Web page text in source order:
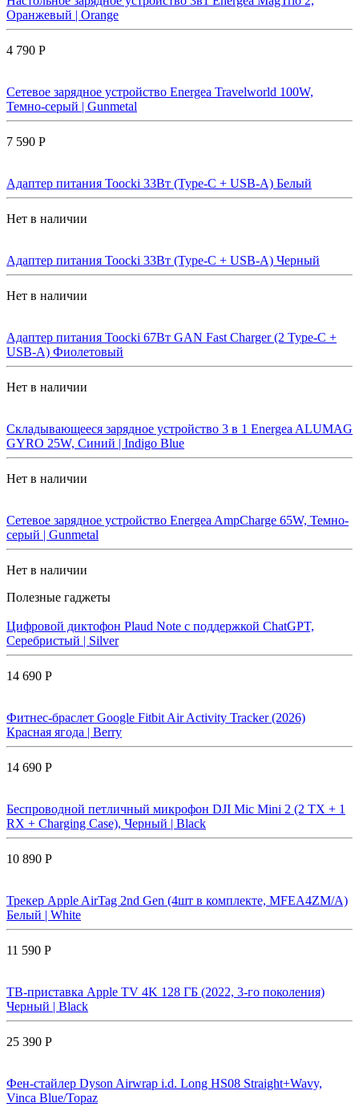
Оранжевый | Orange
4 790 Р
Сетевое зарядное устройство Energea Travelworld 100W,
Темно-серый | Gunmetal
7 590 Р
Адаптер питания Toocki 33Вт (Type-C + USB-A) Белый
Нет в наличии
Адаптер питания Toocki 33Вт (Type-C + USB-A) Черный
Нет в наличии
Адаптер питания Toocki 67Вт GAN Fast Charger (2 Type-C +
USB-A) Фиолетовый
Нет в наличии
Складывающееся зарядное устройство 3 в 1 Energea ALUMAG
GYRO 25W, Синий | Indigo Blue
Нет в наличии
Сетевое зарядное устройство Energea AmpCharge 65W, Темно-
серый | Gunmetal
Нет в наличии
Полезные гаджеты
Цифровой диктофон Plaud Note с поддержкой ChatGPT,
Серебристый | Silver
14 690 Р
Фитнес-браслет Google Fitbit Air Activity Tracker (2026)
Красная ягода | Berry
14 690 Р
Беспроводной петличный микрофон DJI Mic Mini 2 (2 TX + 1
RX + Charging Case), Черный | Black
10 890 Р
Трекер Apple AirTag 2nd Gen (4шт в комплекте, MFEA4ZM/A)
Белый | White
11 590 Р
ТВ-приставка Apple TV 4K 128 ГБ (2022, 3-го поколения)
Черный | Black
25 390 Р
Фен-стайлер Dyson Airwrap i.d. Long HS08 Straight+Wavy,
Vinca Blue/Topaz